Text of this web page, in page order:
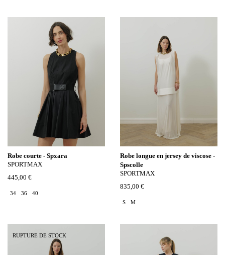
Robe courte - Spxara
SPORTMAX
445,00 €
34 36 40
Robe longue en jersey de viscose -
Spscolle
SPORTMAX
835,00 €
S M
RUPTURE DE STOCK